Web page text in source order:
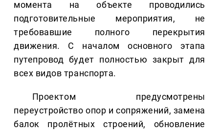
момента на объекте проводились
подготовительные мероприятия, не
требовавшие полного перекрытия
движения. С началом основного этапа
путепровод будет полностью закрыт для
всех видов транспорта.
Проектом предусмотрены
переустройство опор и сопряжений, замена
балок пролётных строений, обновление